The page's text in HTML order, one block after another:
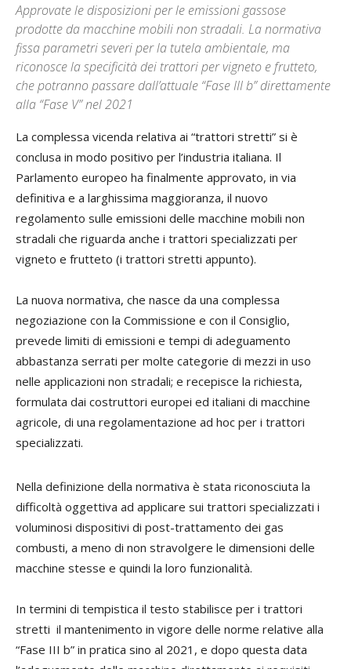
Approvate le disposizioni per le emissioni gassose
prodotte da macchine mobili non stradali. La normativa
fissa parametri severi per la tutela ambientale, ma
riconosce la specificità dei trattori per vigneto e frutteto,
che potranno passare dall’attuale “Fase III b” direttamente
alla “Fase V” nel 2021
La complessa vicenda relativa ai “trattori stretti” si è
conclusa in modo positivo per l’industria italiana. Il
Parlamento europeo ha finalmente approvato, in via
definitiva e a larghissima maggioranza, il nuovo
regolamento sulle emissioni delle macchine mobili non
stradali che riguarda anche i trattori specializzati per
vigneto e frutteto (i trattori stretti appunto).
La nuova normativa, che nasce da una complessa
negoziazione con la Commissione e con il Consiglio,
prevede limiti di emissioni e tempi di adeguamento
abbastanza serrati per molte categorie di mezzi in uso
nelle applicazioni non stradali; e recepisce la richiesta,
formulata dai costruttori europei ed italiani di macchine
agricole, di una regolamentazione ad hoc per i trattori
specializzati.
Nella definizione della normativa è stata riconosciuta la
difficoltà oggettiva ad applicare sui trattori specializzati i
voluminosi dispositivi di post-trattamento dei gas
combusti, a meno di non stravolgere le dimensioni delle
macchine stesse e quindi la loro funzionalità.
In termini di tempistica il testo stabilisce per i trattori
stretti il mantenimento in vigore delle norme relative alla
“Fase III b” in pratica sino al 2021, e dopo questa data